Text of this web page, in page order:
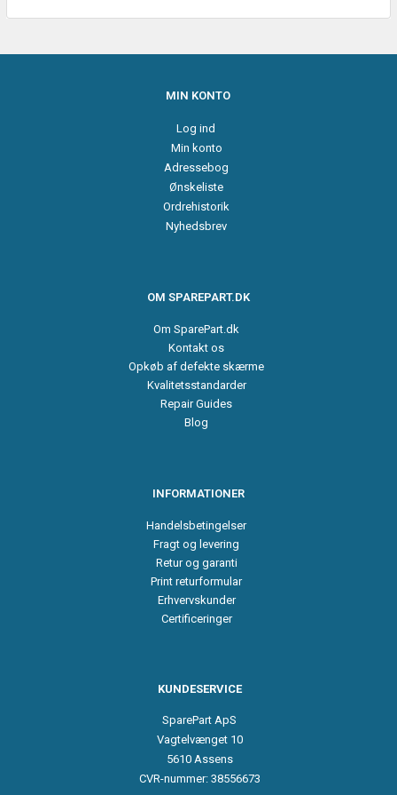
MIN KONTO
Log ind
Min konto
Adressebog
Ønskeliste
Ordrehistorik
Nyhedsbrev
OM SPAREPART.DK
Om SparePart.dk
Kontakt os
Opkøb af defekte skærme
Kvalitetsstandarder
Repair Guides
Blog
INFORMATIONER
Handelsbetingelser
Fragt og levering
Retur og garanti
Print returformular
Erhvervskunder
Certificeringer
KUNDESERVICE
SparePart ApS
Vagtelvænget 10
5610 Assens
CVR-nummer: 38556673